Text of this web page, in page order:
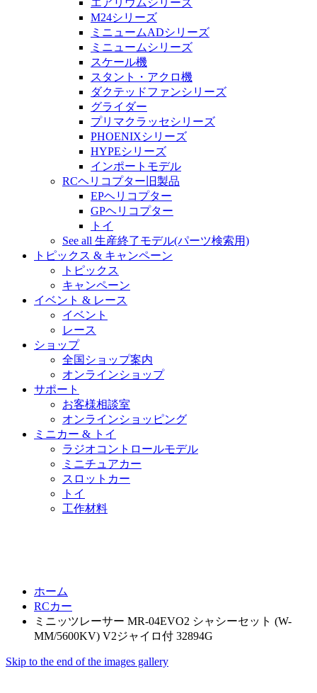
エアリウムシリーズ
M24シリーズ
ミニュームADシリーズ
ミニュームシリーズ
スケール機
スタント・アクロ機
ダクテッドファンシリーズ
グライダー
プリマクラッセシリーズ
PHOENIXシリーズ
HYPEシリーズ
インポートモデル
RCヘリコプター旧製品
EPヘリコプター
GPヘリコプター
トイ
See all 生産終了モデル(パーツ検索用)
トピックス & キャンペーン
トピックス
キャンペーン
イベント & レース
イベント
レース
ショップ
全国ショップ案内
オンラインショップ
サポート
お客様相談室
オンラインショッピング
ミニカー & トイ
ラジオコントロールモデル
ミニチュアカー
スロットカー
トイ
工作材料
ホーム
RCカー
ミニッツレーサー MR-04EVO2 シャシーセット (W-
MM/5600KV) V2ジャイロ付 32894G
Skip to the end of the images gallery